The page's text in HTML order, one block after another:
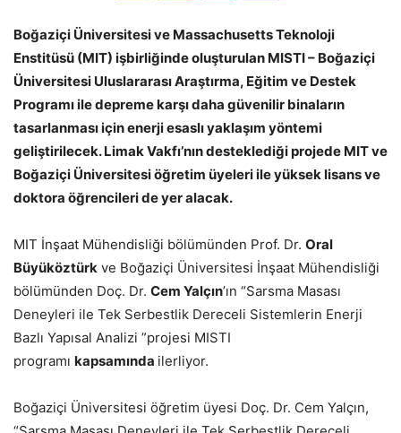
Boğaziçi Üniversitesi ve Massachusetts Teknoloji
Enstitüsü (MIT) işbirliğinde oluşturulan MISTI – Boğaziçi
Üniversitesi Uluslararası Araştırma, Eğitim ve Destek
Programı ile depreme karşı daha güvenilir binaların
tasarlanması için enerji esaslı yaklaşım yöntemi
geliştirilecek. Limak Vakfı’nın desteklediği projede MIT ve
Boğaziçi Üniversitesi öğretim üyeleri ile yüksek lisans ve
doktora öğrencileri de yer alacak.
MIT İnşaat Mühendisliği bölümünden Prof. Dr. Oral
Büyüköztürk ve Boğaziçi Üniversitesi İnşaat Mühendisliği
bölümünden Doç. Dr. Cem Yalçın’ın “Sarsma Masası
Deneyleri ile Tek Serbestlik Dereceli Sistemlerin Enerji
Bazlı Yapısal Analizi ”projesi MISTI
programı kapsamında ilerliyor.
Boğaziçi Üniversitesi öğretim üyesi Doç. Dr. Cem Yalçın,